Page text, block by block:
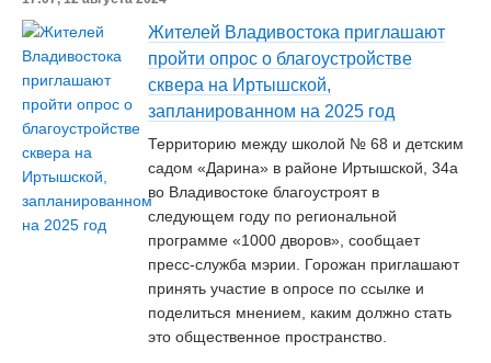
Жителей Владивостока приглашают
пройти опрос о благоустройстве
сквера на Иртышской,
запланированном на 2025 год
Территорию между школой № 68 и детским
садом «Дарина» в районе Иртышской, 34а
во Владивостоке благоустроят в
следующем году по региональной
программе «1000 дворов», сообщает
пресс-служба мэрии. Горожан приглашают
принять участие в опросе по ссылке и
поделиться мнением, каким должно стать
это общественное пространство.